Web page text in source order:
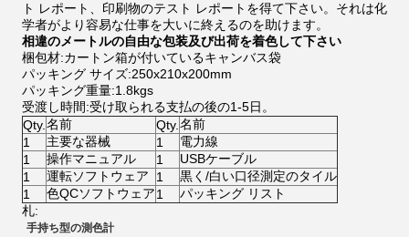
ト レポート、印刷物のテスト レポートを得て下さい。それは化
学者がより容易な仕事を大いに終えるのを助けます。
相違のメートルの自由な包装及び出荷を着色して下さい
梱包材:カートン箱が付いているキャンバス袋
パッキング サイズ:250x210x200mm
パッキング重量:1.8kgs
受渡し時間:受け取られる支払の後の1-5日。
Qty. 名前 Qty. 名前
1
主要な器械 1
電力線
1
操作マニュアル 1
USBケーブル
1
運転ソフトウェア 1
黒く/白い口径測定のタイル
1
色QCソフトウェア1
パッキング リスト
札:
手持ち型の測色計